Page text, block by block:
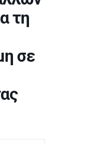
τη
σε